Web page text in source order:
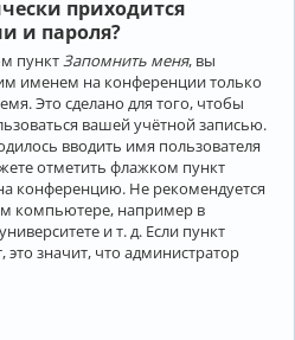
приходится
и пароля?
пунктЗапомнить меня, вы
именем на конференции только
Это сделано для того, чтобы
вашей учётной записью.
вводить имя пользователя
отметить флажком пункт
конференцию. Не рекомендуется
компьютере, например в
и т. д. Если пункт
это значит, что администратор